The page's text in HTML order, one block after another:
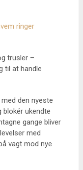
ringer
trusler –
til at handle
den nyeste
ukendte
gange bliver
med
vagt mod nye